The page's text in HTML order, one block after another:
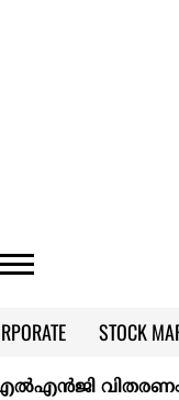
STOCK
വിതരണം